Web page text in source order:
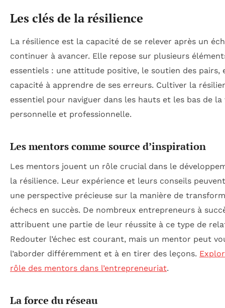
Les clés de la résilience
La résilience est la capacité de se relever après un
continuer à avancer. Elle repose sur plusieurs
essentiels : une attitude positive, le soutien des pairs,
capacité à apprendre de ses erreurs. Cultiver la
essentiel pour naviguer dans les hauts et les bas de la
personnelle et professionnelle.
Les mentors comme source d’inspiration
Les mentors jouent un rôle crucial dans le
la résilience. Leur expérience et leurs conseils
une perspective précieuse sur la manière de
échecs en succès. De nombreux entrepreneurs à
attribuent une partie de leur réussite à ce type de
Redouter l’échec est courant, mais un mentor peut
l’aborder différemment et à en tirer des leçons.
rôle des mentors dans l’entrepreneuriat.
La force du réseau